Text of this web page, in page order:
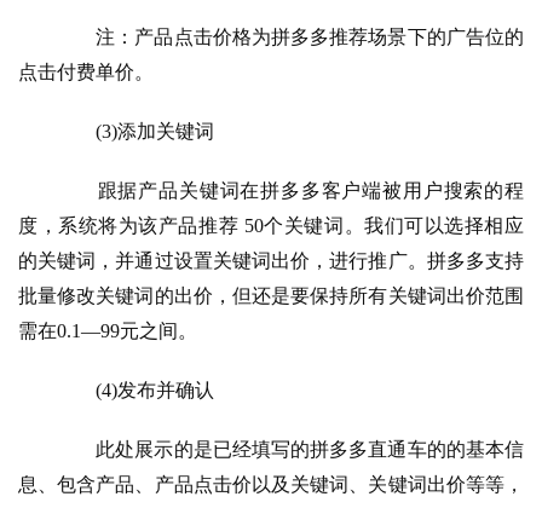
注：产品点击价格为拼多多推荐场景下的广告位的
点击付费单价。
(3)添加关键词
跟据产品关键词在拼多多客户端被用户搜索的程
度，系统将为该产品推荐 50个关键词。我们可以选择相应
的关键词，并通过设置关键词出价，进行推广。拼多多支持
批量修改关键词的出价，但还是要保持所有关键词出价范围
需在0.1—99元之间。
(4)发布并确认
此处展示的是已经填写的拼多多直通车的的基本信
息、包含产品、产品点击价以及关键词、关键词出价等等，